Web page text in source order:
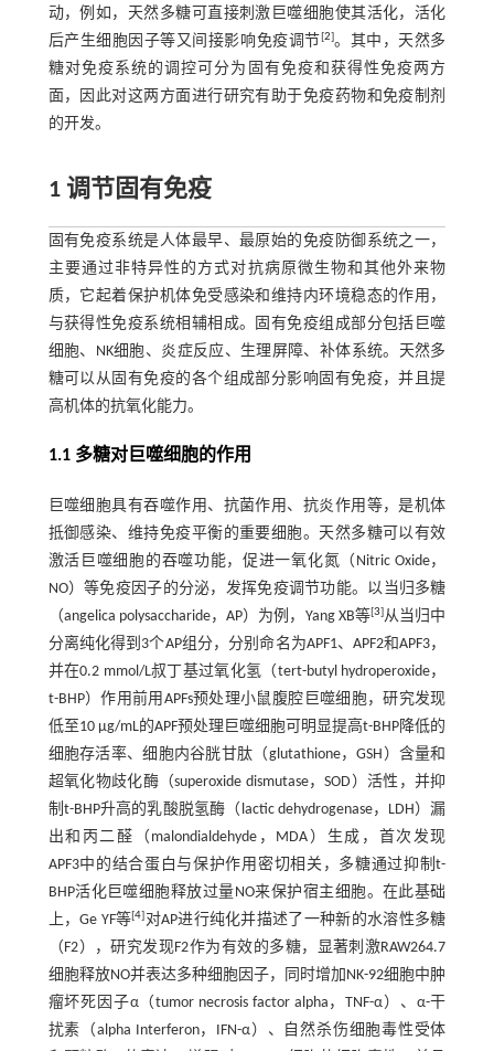
动，例如，天然多糖可直接刺激巨噬细胞使其活化，活化
后产生细胞因子等又间接影响免疫调节 [2]。其中，天然多
糖对免疫系统的调控可分为固有免疫和获得性免疫两方
面，因此对这两方面进行研究有助于免疫药物和免疫制剂
的开发。
1 调节固有免疫
固有免疫系统是人体最早、最原始的免疫防御系统之一，
主要通过非特异性的方式对抗病原微生物和其他外来物
质，它起着保护机体免受感染和维持内环境稳态的作用，
与获得性免疫系统相辅相成。固有免疫组成部分包括巨噬
细胞、NK细胞、炎症反应、生理屏障、补体系统。天然多
糖可以从固有免疫的各个组成部分影响固有免疫，并且提
高机体的抗氧化能力。
1.1 多糖对巨噬细胞的作用
巨噬细胞具有吞噬作用、抗菌作用、抗炎作用等，是机体
抵御感染、维持免疫平衡的重要细胞。天然多糖可以有效
激活巨噬细胞的吞噬功能，促进一氧化氮（Nitric Oxide，
NO）等免疫因子的分泌，发挥免疫调节功能。以当归多糖
（angelica polysaccharide，AP）为例，Yang XB等[3]从当归中
分离纯化得到3个AP组分，分别命名为APF1、APF2和APF3，
并在0.2 mmol/L叔丁基过氧化氢（tert-butyl hydroperoxide，
t-BHP）作用前用APFs预处理小鼠腹腔巨噬细胞，研究发现
低至10 μg/mL的APF预处理巨噬细胞可明显提高t-BHP降低的
细胞存活率、细胞内谷胱甘肽（glutathione，GSH）含量和
超氧化物歧化酶（superoxide dismutase，SOD）活性，并抑
制t-BHP升高的乳酸脱氢酶（lactic dehydrogenase，LDH）漏
出和丙二醛（malondialdehyde，MDA）生成，首次发现
APF3中的结合蛋白与保护作用密切相关，多糖通过抑制t-
BHP活化巨噬细胞释放过量NO来保护宿主细胞。在此基础
上，Ge YF等[4] 对AP进行纯化并描述了一种新的水溶性多糖
（F2），研究发现F2作为有效的多糖，显著刺激RAW264.7
细胞释放NO并表达多种细胞因子，同时增加NK-92细胞中肿
瘤坏死因子α（tumor necrosis factor alpha，TNF-α）、α-干
扰素（alpha Interferon，IFN-α）、自然杀伤细胞毒性受体